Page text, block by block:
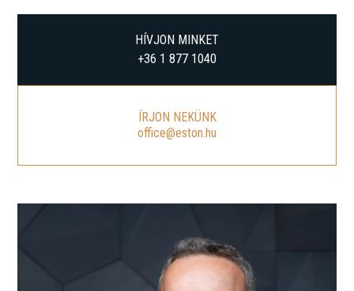
HÍVJON MINKET
+36 1 877 1040
ÍRJON NEKÜNK
office@eston.hu